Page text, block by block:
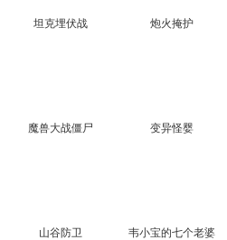
坦克埋伏战 炮火掩护
魔兽大战僵尸 变异怪婴
山谷防卫 韦小宝的七个老婆